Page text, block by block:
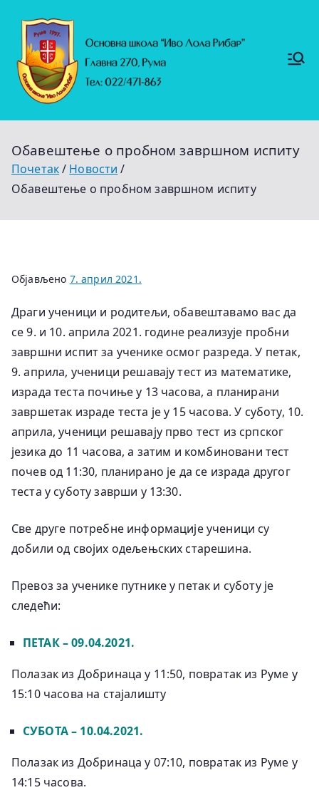
садржај
Основ
Лола
https://
vanje-
se-
Обавештење о пробном завршном испиту
Почетак
Новости
Обавештење о пробном завршном испиту
Објављено 7. април 2021.
Драги ученици и родитељи, обавештавамо вас да
се 9. и 10. априла 2021. године реализује пробни
завршни испит за ученике осмог разреда. У петак,
9. априла, ученици решавају тест из математике,
израда теста почиње у 13 часова, а планирани
завршетак израде теста је у 15 часова. У суботу, 10.
априла, ученици решавају прво тест из српског
језика до 11 часова, а затим и комбиновани тест
почев од 11:30, планирано је да се израда другог
теста у суботу заврши у 13:30.
Све друге потребне информације ученици су
добили од својих одељењских старешина.
Превоз за ученике путнике у петак и суботу је
следећи:
ПЕТАК – 09.04.2021.
Полазак из Добринаца у 11:50, повратак из Руме у
15:10 часова на стајалишту
СУБОТА – 10.04.2021.
Полазак из Добринаца у 07:10, повратак из Руме у
14:15 часова.